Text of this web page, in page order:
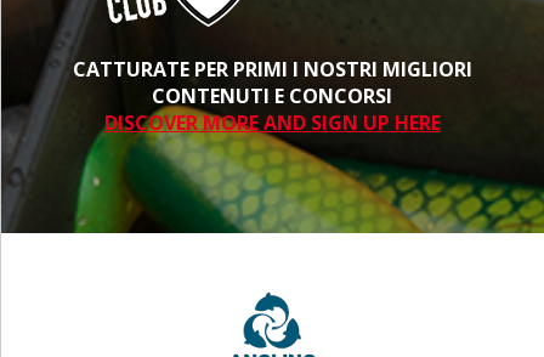
CATTURATE PER PRIMI I NOSTRI MIGLIORI
CONTENUTI E CONCORSI
DISCOVER MORE AND SIGN UP HERE